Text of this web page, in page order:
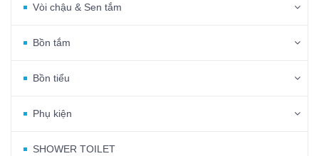
Vòi chậu & Sen tắm
Bồn tắm
Bồn tiểu
Phụ kiện
SHOWER TOILET